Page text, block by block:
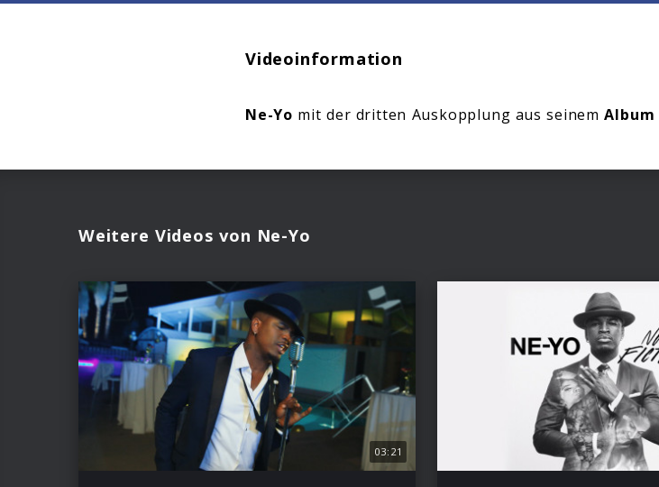
Videoinformation
Ne-Yo mit der dritten Auskopplung aus seinemAlbum
Weitere Videos von Ne-Yo
03:21